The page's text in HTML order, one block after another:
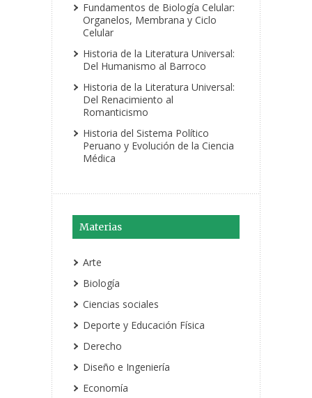
Fundamentos de Biología Celular:
Organelos, Membrana y Ciclo
Celular
Historia de la Literatura Universal:
Del Humanismo al Barroco
Historia de la Literatura Universal:
Del Renacimiento al
Romanticismo
Historia del Sistema Político
Peruano y Evolución de la Ciencia
Médica
Materias
Arte
Biología
Ciencias sociales
Deporte y Educación Física
Derecho
Diseño e Ingeniería
Economía